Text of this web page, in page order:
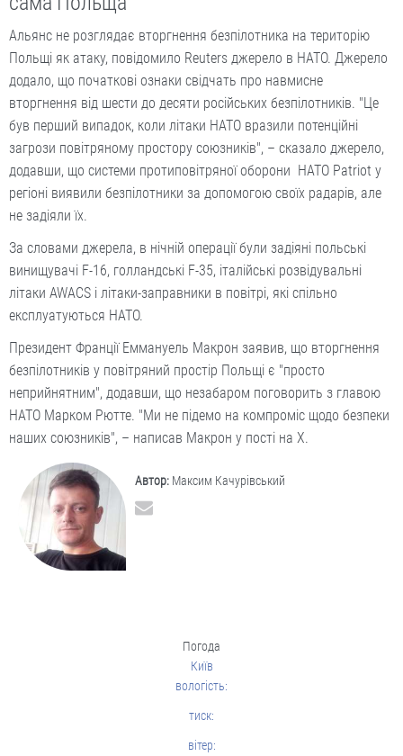
Альянс не розглядає вторгнення безпілотника на територію
Польщі як атаку, повідомило Reuters джерело в НАТО. Джерело
додало, що початкові ознаки свідчать про навмисне
вторгнення від шести до десяти російських безпілотників. "Це
був перший випадок, коли літаки НАТО вразили потенційні
загрози повітряному простору союзників", – сказало джерело,
додавши, що системи протиповітряної оборони НАТО Patriot у
регіоні виявили безпілотники за допомогою своїх радарів, але
не задіяли їх.
За словами джерела, в нічній операції були задіяні польські
винищувачі F-16, голландські F-35, італійські розвідувальні
літаки AWACS і літаки-заправники в повітрі, які спільно
експлуатуються НАТО.
Президент Франції Еммануель Макрон заявив, що вторгнення
безпілотників у повітряний простір Польщі є "просто
неприйнятним", додавши, що незабаром поговорить з главою
НАТО Марком Рютте. "Ми не підемо на компроміс щодо безпеки
наших союзників", – написав Макрон у пості на X.
Автор: Максим Качурівський
Погода
Київ
вологість:
тиск:
вітер: